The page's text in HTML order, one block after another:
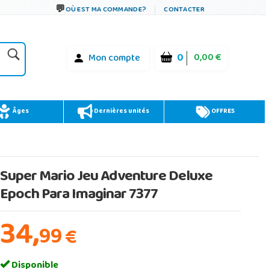
OÙ EST MA COMMANDE? CONTACTER
Mon compte 0 0,00 €
Âges Dernières unités OFFRES
Super Mario Jeu Adventure Deluxe
Epoch Para Imaginar 7377
34,99€